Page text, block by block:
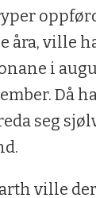
åra, ville
i
Då
seg
ville